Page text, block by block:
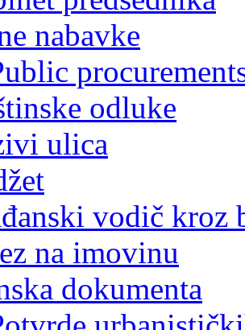
nabavke
odluke
ulica
vodič kroz
na imovinu
dokumenta